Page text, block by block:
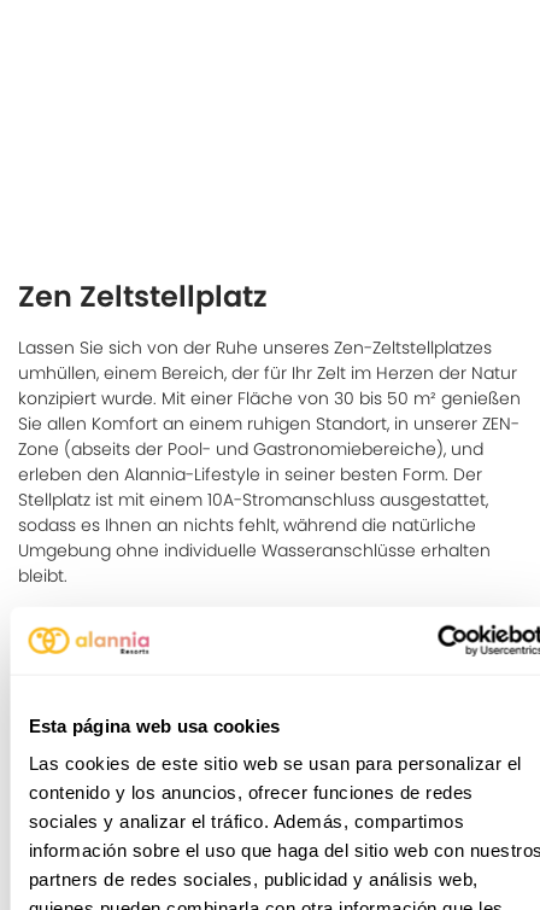
Esta página web usa cookies
Las cookies de este sitio web se usan para personalizar el
contenido y los anuncios, ofrecer funciones de redes
sociales y analizar el tráfico. Además, compartimos
información sobre el uso que haga del sitio web con
partners de redes sociales, publicidad y análisis web,
Zen Zeltstellplatz
Lassen Sie sich von der Ruhe unseres Zen-Zeltstellplatzes
umhüllen, einem Bereich, der für Ihr Zelt im Herzen der Natur
konzipiert wurde. Mit einer Fläche von 30 bis 50 m² genießen
Sie allen Komfort an einem ruhigen Standort, in unserer ZEN-
Zone (abseits der Pool- und Gastronomiebereiche), und
erleben den Alannia-Lifestyle in seiner besten Form. Der
Stellplatz ist mit einem 10A-Stromanschluss ausgestattet,
sodass es Ihnen an nichts fehlt, während die natürliche
Umgebung ohne individuelle Wasseranschlüsse erhalten
bleibt.
Bis zu 6 Personen
Stromanschluss (10
Haustiere erlaubt. Maximal zwei pro Stellplatz. Je nach
Verfügbarkeit und nach vorheriger Reservierung. (Extra:
2,5€/Nacht)